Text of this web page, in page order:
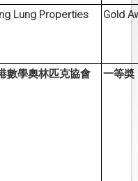
Lung Properties Gold
數學奧林匹克協會 一等奬